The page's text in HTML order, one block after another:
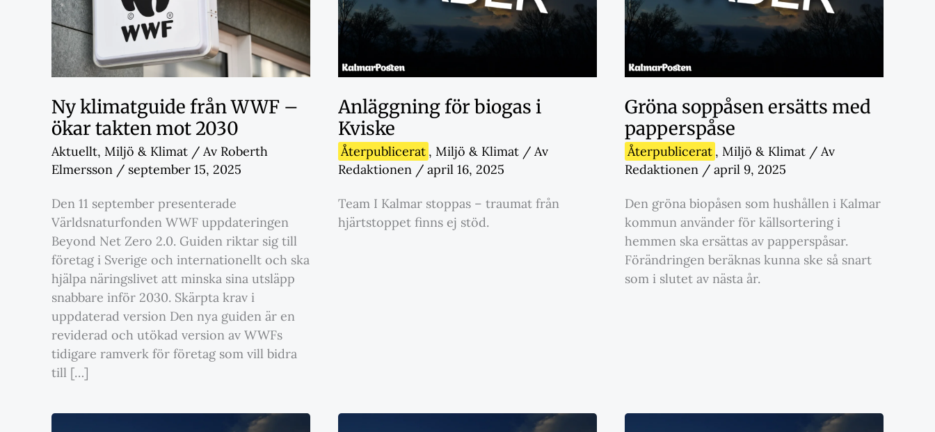
Ny klimatguide från WWF –
ökar takten mot 2030
Aktuellt, Miljö & Klimat / Av Roberth
Elmersson / september 15, 2025
Den 11 september presenterade
Världsnaturfonden WWF uppdateringen
Beyond Net Zero 2.0. Guiden riktar sig till
företag i Sverige och internationellt och ska
hjälpa näringslivet att minska sina utsläpp
snabbare inför 2030. Skärpta krav i
uppdaterad version Den nya guiden är en
reviderad och utökad version av WWFs
tidigare ramverk för företag som vill bidra
till […]
Anläggning för biogas i
Kviske
Återpublicerat , Miljö & Klimat / Av
Redaktionen / april 16, 2025
Team I Kalmar stoppas – traumat från
hjärtstoppet finns ej stöd.
Gröna soppåsen ersätts med
papperspåse
Återpublicerat , Miljö & Klimat / Av
Redaktionen / april 9, 2025
Den gröna biopåsen som hushållen i Kalmar
kommun använder för källsortering i
hemmen ska ersättas av papperspåsar.
Förändringen beräknas kunna ske så snart
som i slutet av nästa år.